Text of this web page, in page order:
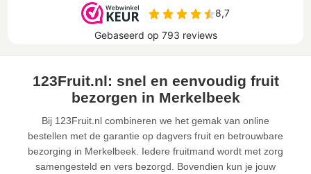
123Fruit.nl: snel en eenvoudig fruit
bezorgen in Merkelbeek
Bij 123Fruit.nl combineren we het gemak van online
bestellen met de garantie op dagvers fruit en betrouwbare
bezorging in Merkelbeek. Iedere fruitmand wordt met zorg
samengesteld en vers bezorgd. Bovendien kun je jouw